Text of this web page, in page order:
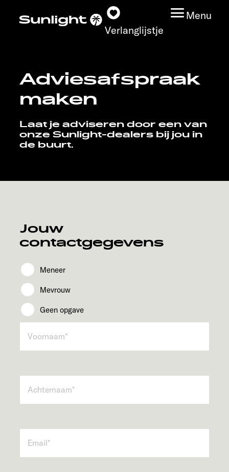
Verlanglijstje
Menu
Modeloverzicht
Vind jouw Sunlight
Service
Adviesafspraak
maken
Laat je adviseren door een van
onze Sunlight-dealers bij jou in
de buurt.
Jouw
contactgegevens
Meneer
Mevrouw
Geen opgave